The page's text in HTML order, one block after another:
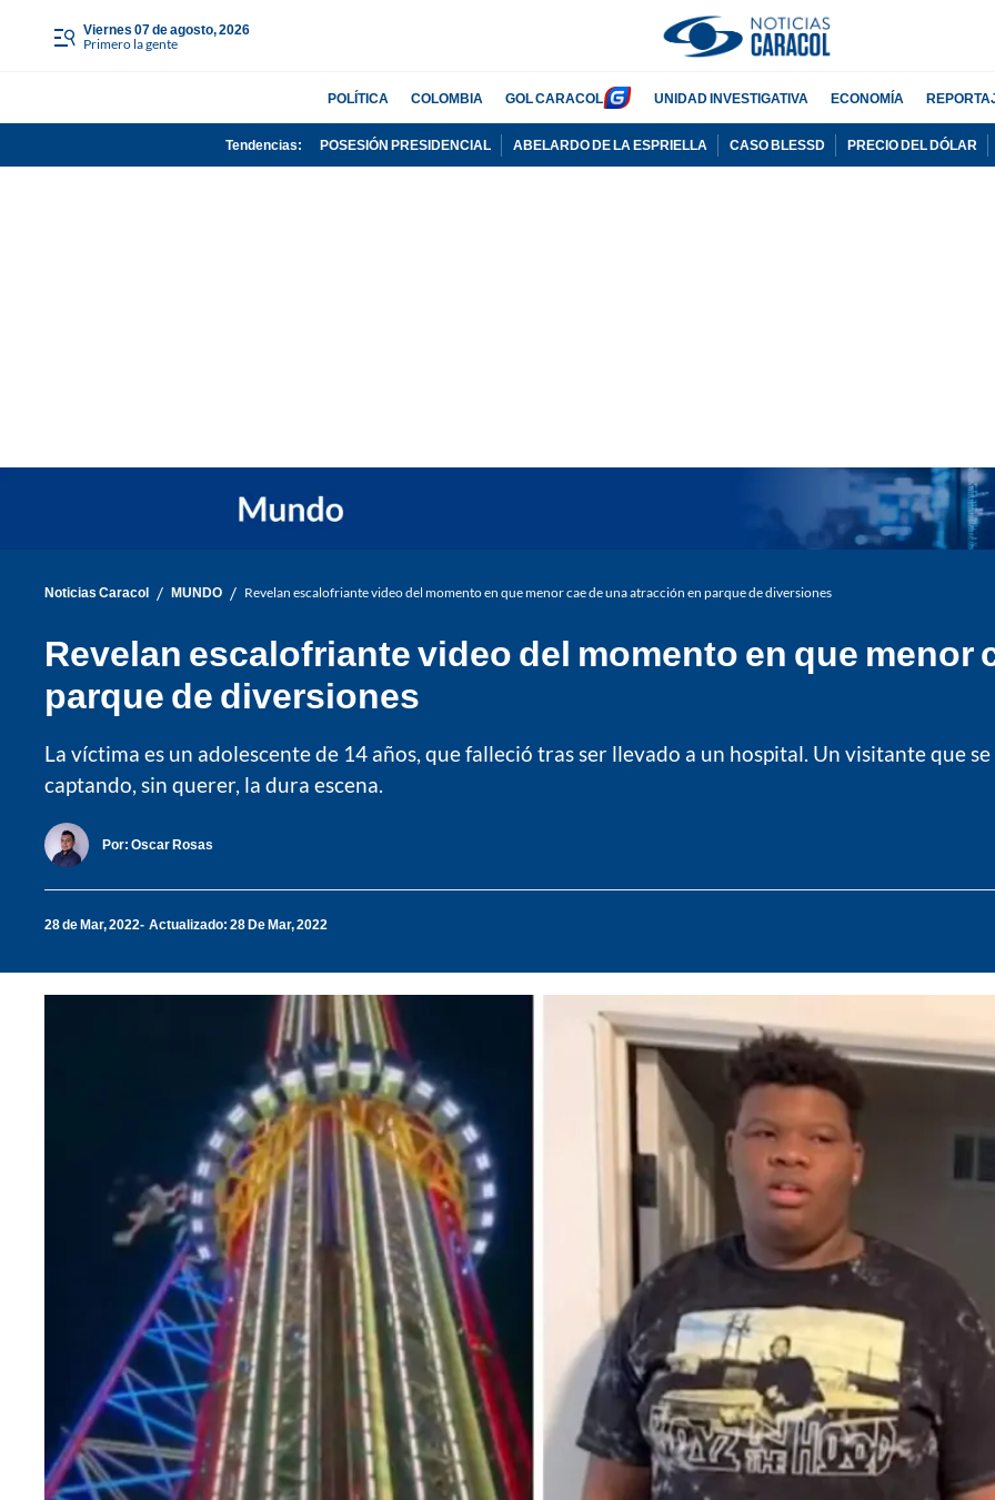
viernes 07 de agosto, 2026
Primero la gente
POLÍTICA COLOMBIA GOL CARACOL UNIDAD INVESTIGATIVA ECONOMÍA
Tendencias: POSESIÓN PRESIDENCIAL ABELARDO DE LA ESPRIELLA CASO BLESSD PRECIO DEL DÓLAR
Noticias Caracol / MUNDO / Revelan escalofriante video del momento en que menor cae de una atracción en parque de diversiones
Revelan escalofriante video del momento en que menor
parque de diversiones
La víctima es un adolescente de 14 años, que falleció tras ser llevado a un hospital. Un visitante que
captando, sin querer, la dura escena.
Por: Oscar Rosas
28 de Mar, 2022 Actualizado: 28 De Mar, 2022